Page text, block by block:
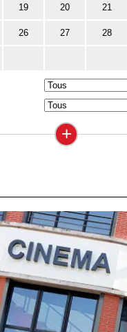
19 20 21
26 27 28
+